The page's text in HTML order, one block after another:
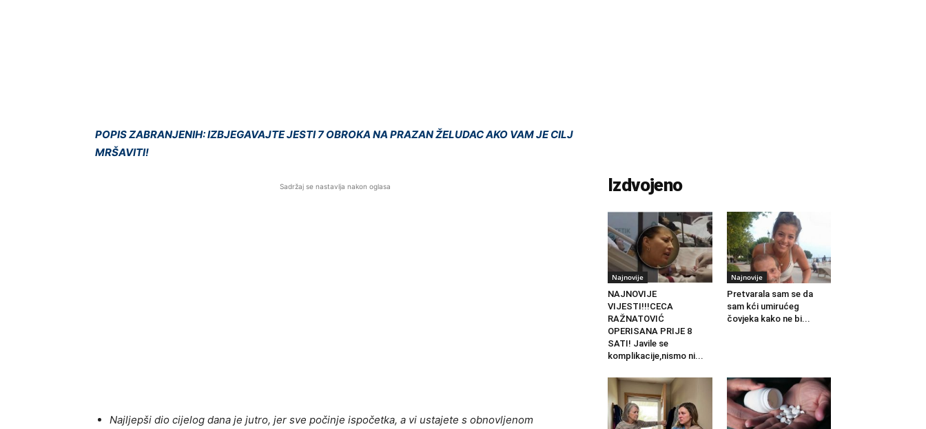
POPIS ZABRANJENIH: IZBJEGAVAJTE JESTI 7 OBROKA NA PRAZAN ŽELUDAC AKO VAM JE CILJ
MRŠAVITI!
Sadržaj se nastavlja nakon oglasa
Najljepši dio cijelog dana je jutro, jer sve počinje ispočetka, a vi ustajete s obnovljenom
Izdvojeno
Najnovije
NAJNOVIJE
VIJESTI!!!CECA
RAŽNATOVIĆ
OPERISANA PRIJE 8
SATI! Javile se
komplikacije,nismo ni...
Najnovije
Pretvarala sam se da
sam kći umirućeg
čovjeka kako ne bi...